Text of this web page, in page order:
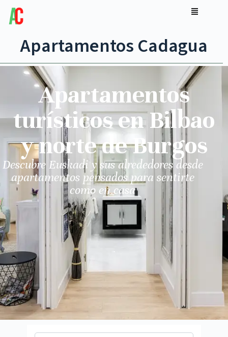
Apartamentos Cadagua
Apartamentos
turísticos en Bilbao
y norte de Burgos
Descubre Euskadi y sus alrededores desde
apartamentos pensados para sentirte
como en casa